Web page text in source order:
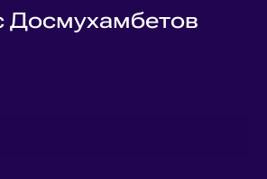
Досмухамбетов